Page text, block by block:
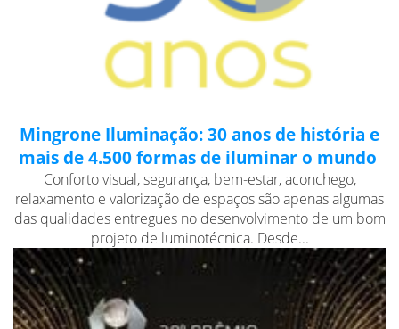
Mingrone Iluminação: 30 anos de história e
mais de 4.500 formas de iluminar o mundo
Conforto visual, segurança, bem-estar, aconchego,
relaxamento e valorização de espaços são apenas algumas
das qualidades entregues no desenvolvimento de um bom
projeto de luminotécnica. Desde...